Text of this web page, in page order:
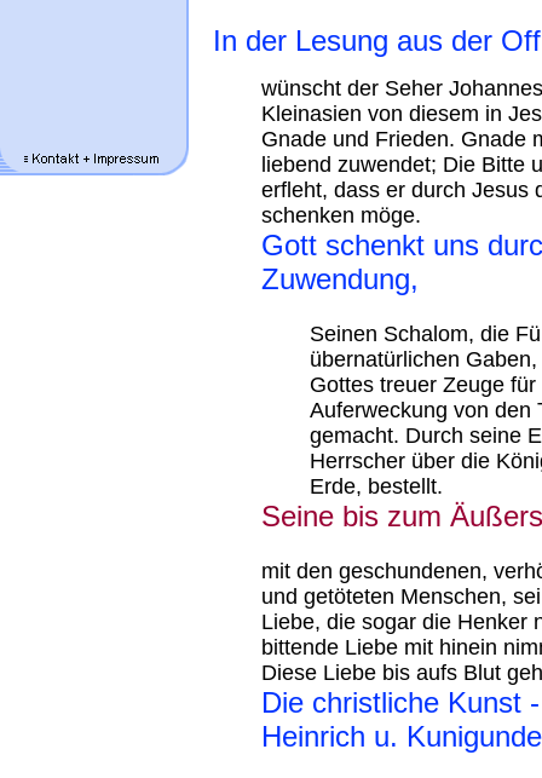
In der Lesung aus der
wünscht der Seher
Kleinasien von diesem in
Gnade und Frieden. Gnade
liebend zuwendet; Die Bitte
erfleht, dass er durch Jesus
schenken möge.
Gott schenkt uns
Zuwendung,
Seinen Schalom, die
übernatürlichen
Gottes treuer Zeuge
Auferweckung von den
gemacht. Durch seine
Herrscher über die
Erde, bestellt.
Seine bis zum
mit den geschundenen,
und getöteten Menschen,
Liebe, die sogar die Henker
bittende Liebe mit hinein
Diese Liebe bis aufs Blut
Die christliche Kunst
Heinrich u. Kunigunde